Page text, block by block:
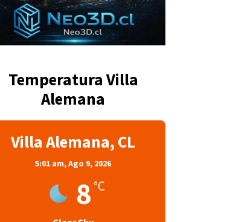
Temperatura Villa
Alemana
Villa Alemana, CL
5:01 am,Ago 9, 2026
8 °C